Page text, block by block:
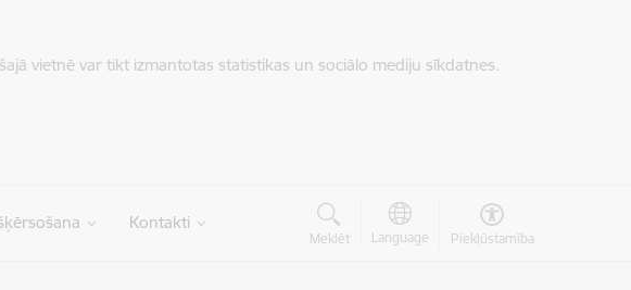
vietnē var tikt izmantotas statistikas un sociālo mediju sīkdatnes.
Kontakti
Meklēt Language Piekļūstamība